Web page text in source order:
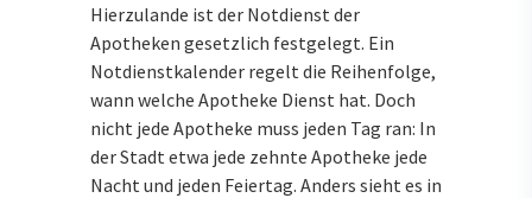
Hierzulande ist der Notdienst der
Apotheken gesetzlich festgelegt. Ein
Notdienstkalender regelt die Reihenfolge,
wann welche Apotheke Dienst hat. Doch
nicht jede Apotheke muss jeden Tag ran: In
der Stadt etwa jede zehnte Apotheke jede
Nacht und jeden Feiertag. Anders sieht es in